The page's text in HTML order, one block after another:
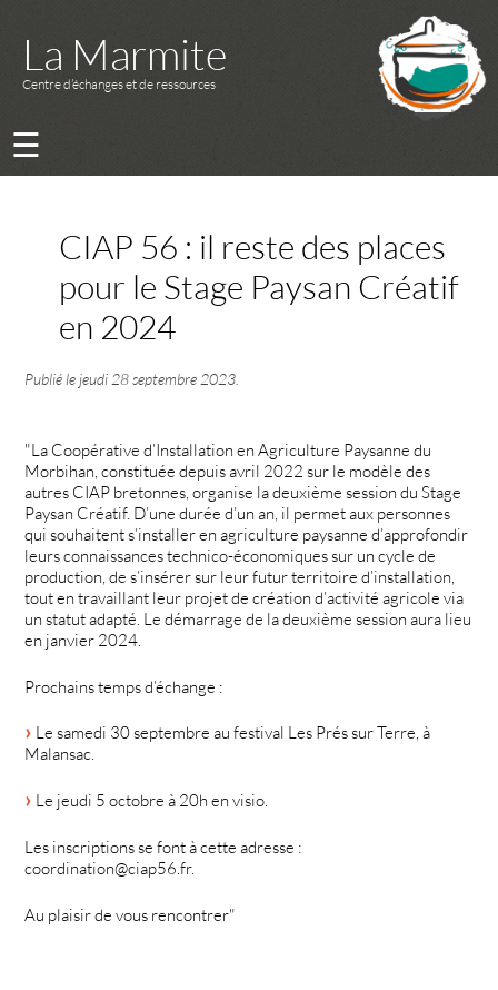
La Marmite
Centre d’échanges et de ressources
☰
CIAP 56 : il reste des places
pour le Stage Paysan Créatif
en 2024
Publié le jeudi 28 septembre 2023
"La Coopérative d’Installation en Agriculture Paysanne du
Morbihan, constituée depuis avril 2022 sur le modèle des
autres CIAP bretonnes, organise la deuxième session du Stage
Paysan Créatif. D’une durée d’un an, il permet aux personnes
qui souhaitent s’installer en agriculture paysanne d’approfondir
leurs connaissances technico-économiques sur un cycle de
production, de s’insérer sur leur futur territoire d’installation,
tout en travaillant leur projet de création d’activité agricole via
un statut adapté. Le démarrage de la deuxième session aura lieu
en janvier 2024.
Prochains temps d’échange :
Le samedi 30 septembre au festival Les Prés sur Terre, à
Malansac.
Le jeudi 5 octobre à 20h en visio.
Les inscriptions se font à cette adresse :
coordination@ciap56.fr.
Au plaisir de vous rencontrer"